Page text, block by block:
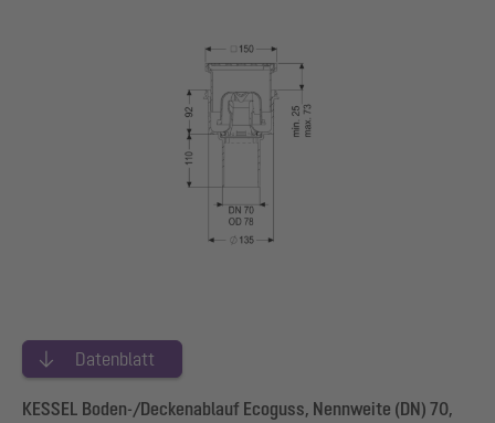
Datenblatt
KESSEL Boden-/Deckenablauf Ecoguss, Nennweite (DN) 70,